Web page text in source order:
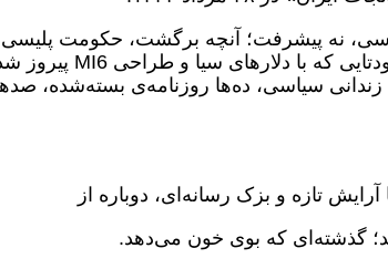
نه پیشرفت؛ آنچه برگشت، حکومت
زندانی سیاسی، ده‌ها روزنامه‌ی بسته‌شده،
تازه و بزک رسانه‌ای، دوباره از
گذشته‌ای که بوی خون می‌دهد.